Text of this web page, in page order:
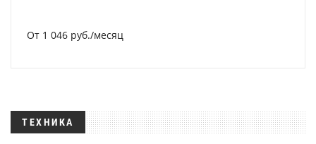
От 1 046 руб./месяц
ТЕХНИКА